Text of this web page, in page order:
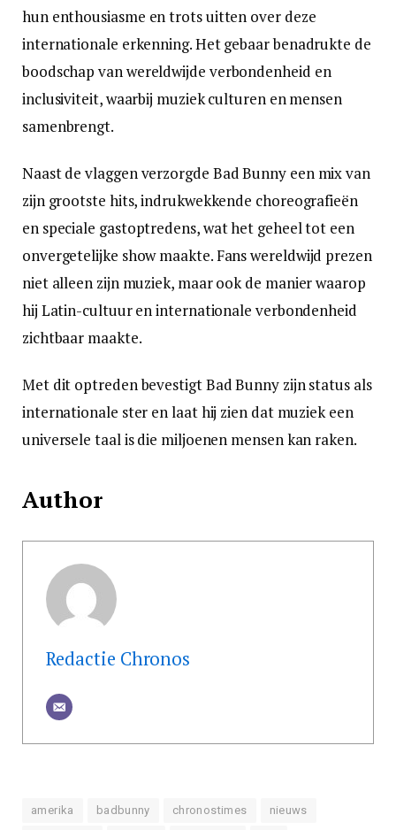
hun enthousiasme en trots uitten over deze
internationale erkenning. Het gebaar benadrukte de
boodschap van wereldwijde verbondenheid en
inclusiviteit, waarbij muziek culturen en mensen
samenbrengt.
Naast de vlaggen verzorgde Bad Bunny een mix van
zijn grootste hits, indrukwekkende choreografieën
en speciale gastoptredens, wat het geheel tot een
onvergetelijke show maakte. Fans wereldwijd prezen
niet alleen zijn muziek, maar ook de manier waarop
hij Latin-cultuur en internationale verbondenheid
zichtbaar maakte.
Met dit optreden bevestigt Bad Bunny zijn status als
internationale ster en laat hij zien dat muziek een
universele taal is die miljoenen mensen kan raken.
Author
Redactie Chronos
amerika badbunny chronostimes nieuws